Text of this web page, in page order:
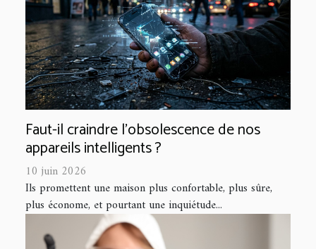
Faut-il craindre l’obsolescence de nos
appareils intelligents ?
10 juin 2026
Ils promettent une maison plus confortable, plus sûre,
plus économe, et pourtant une inquiétude...